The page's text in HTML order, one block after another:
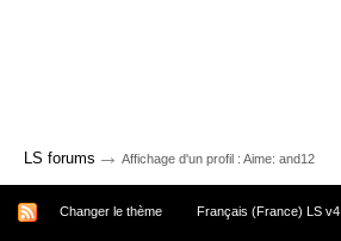
LS forums → Affichage d'un profil : Aime: and12
Changer le thème Français (France) LS v4